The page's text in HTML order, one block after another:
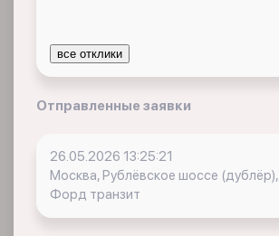
все отклики
Отправленные заявки
26.05.2026 13:25:21
Москва, Рублёвское шоссе (дублёр),
Форд транзит